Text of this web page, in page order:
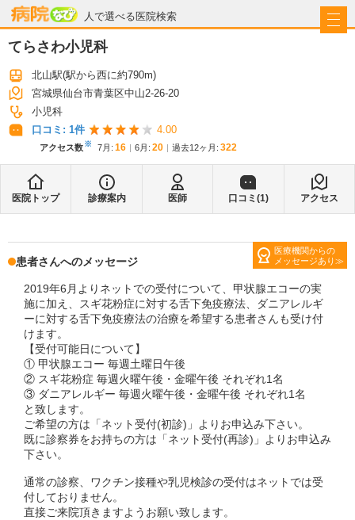
人で選べる医院検索
病院なび
てらさわ小児科
北山駅(駅から西に約790m)
宮城県仙台市青葉区中山2-26-20
小児科
口コミ: 1件 4.00
アクセス数※ 7月 : 16 6月 : 20 過去12ヶ月: 322
医院トップ 診療案内 医師 口コミ(1) アクセス
医療機関からの
メッセージあり
患者さんへのメッセージ
2019年6月よりネットでの受付について、甲状腺エコーの実
施に加え、スギ花粉症に対する舌下免疫療法、ダニアレルギ
ーに対する舌下免疫療法の治療を希望する患者さんも受け付
けます。
【受付可能日について】
① 甲状腺エコー 毎週土曜日午後
② スギ花粉症 毎週火曜午後・金曜午後 それぞれ1名
③ ダニアレルギー 毎週火曜午後・金曜午後 それぞれ1名
と致します。
ご希望の方は「ネット受付(初診)」よりお申込み下さい。
既に診察券をお持ちの方は「ネット受付(再診)」よりお申込み
下さい。
通常の診察、ワクチン接種や乳児検診の受付はネットでは受
付しておりません。
直接ご来院頂きますようお願い致します。